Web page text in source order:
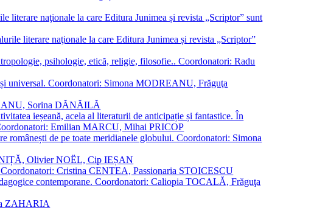
literare naţionale la care Editura Junimea și revista „Scriptor” sunt
literare naţionale la care Editura Junimea și revista „Scriptor”
psihologie, etică, religie, filosofie.. Coordonatori: Radu
universal. Coordonatori: Simona MODREANU, Frăguţa
Sorina DĂNĂILĂ
ieșeană, acela al literaturii de anticipație și fantastice. În
Emilian MARCU, Mihai PRICOP
românești de pe toate meridianele globului. Coordonatori: Simona
NIȚĂ, Olivier NOËL, Cip IEȘAN
Cristina CENTEA, Passionaria STOICESCU
contemporane. Coordonatori: Caliopia TOCALĂ, Frăguţa
ZAHARIA